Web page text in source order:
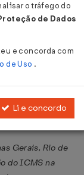
DE
Gerais, Rio de
do ICMS na
o tráfego do
de Dados
e concorda com
de Uso .
Li e concordo